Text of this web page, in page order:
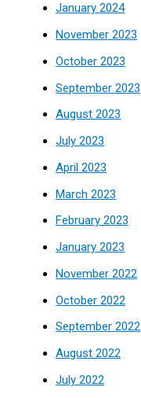
January 2024
November 2023
October 2023
September 2023
August 2023
July 2023
April 2023
March 2023
February 2023
January 2023
November 2022
October 2022
September 2022
August 2022
July 2022